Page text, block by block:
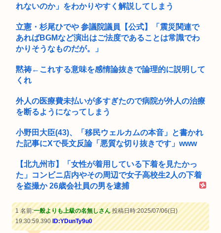
れないのか」をわかりやすく解説してしまう
立憲・杉尾ひでや 参議院議員【公式】「震災関連で
あればBGMなど演出はご法度であることは常識でわ
かりそうなものだが。」
黙祷←これする意味を感情論抜きで論理的に説明して
くれ
外人の医療費未払いが多すぎたので病院が外人の治療
を断るようになってしまう
小野田大臣(43)、「移民ウェルカムの本音」と書かれ
た記事にXで長文反論「悪質な切り抜きです」www
【北九州市】「女性が着用している下着を見たかっ
た」コンビニ店内やその周辺で女子高校生2人の下着
を盗撮か 26歳会社員の男を逮捕
1 名前:一般よりも上級の名無しさん投稿日時:2025/07/06(日)
19:30:59.390ID:YDunTy9u0